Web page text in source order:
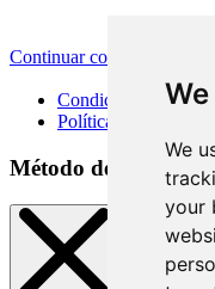
We
your
Continuar con Apple
Condiciones de uso
Política de privacidad
Método de inicio de